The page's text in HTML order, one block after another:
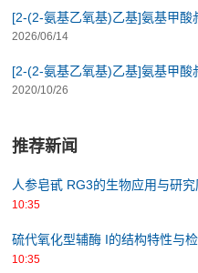
[2-(2-氨基乙氧基)乙基]氨基甲酸
2026/06/14
[2-(2-氨基乙氧基)乙基]氨基甲酸
2020/10/26
推荐新闻
人参皂甙 RG3的生物应用与研究
10:35
硫代氧化型辅酶 I的结构特性与
10:35